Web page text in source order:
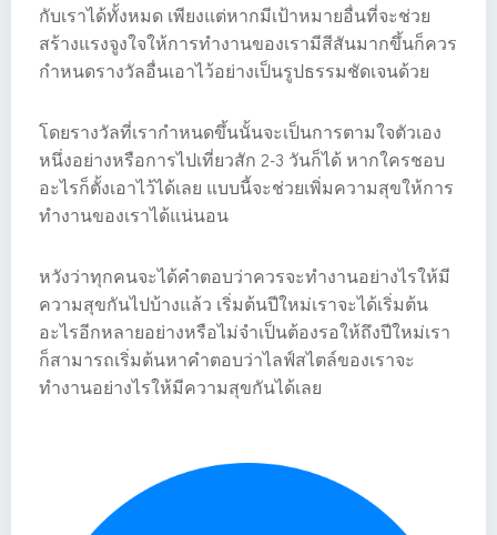
กับเราได้ทั้งหมด เพียงแต่หากมีเป้าหมายอื่นที่จะช่วย
สร้างแรงจูงใจให้การทำงานของเรามีสีสันมากขึ้นก็ควร
กำหนดรางวัลอื่นเอาไว้อย่างเป็นรูปธรรมชัดเจนด้วย
โดยรางวัลที่เรากำหนดขึ้นนั้นจะเป็นการตามใจตัวเอง
หนึ่งอย่างหรือการไปเที่ยวสัก 2-3 วันก็ได้ หากใครชอบ
อะไรก็ตั้งเอาไว้ได้เลย แบบนี้จะช่วยเพิ่มความสุขให้การ
ทำงานของเราได้แน่นอน
หวังว่าทุกคนจะได้คำตอบว่าควรจะทำงานอย่างไรให้มี
ความสุขกันไปบ้างแล้ว เริ่มต้นปีใหม่เราจะได้เริ่มต้น
อะไรอีกหลายอย่างหรือไม่จำเป็นต้องรอให้ถึงปีใหม่เรา
ก็สามารถเริ่มต้นหาคำตอบว่าไลฟ์สไตล์ของเราจะ
ทำงานอย่างไรให้มีความสุขกันได้เลย